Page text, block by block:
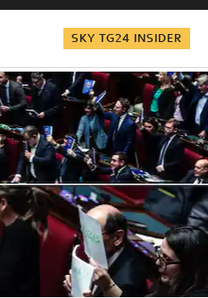
SKY TG24 INSIDER